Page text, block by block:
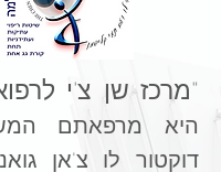
"מרכז שן צ'י
היא מרפאתם
דוקטור לו צ'אן